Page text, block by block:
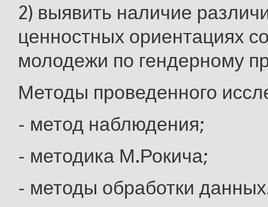
2) выявить наличие
ценностных ориентациях
молодежи по гендерному
Методы проведенного
- метод наблюдения;
- методика М.Рокича;
- методы обработки